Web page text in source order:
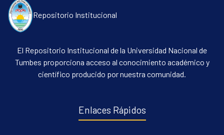
Repositorio Institucional
El Repositorio Institucional de la Universidad Nacional de
Tumbes proporciona acceso al conocimiento académico y
científico producido por nuestra comunidad.
Enlaces Rápidos